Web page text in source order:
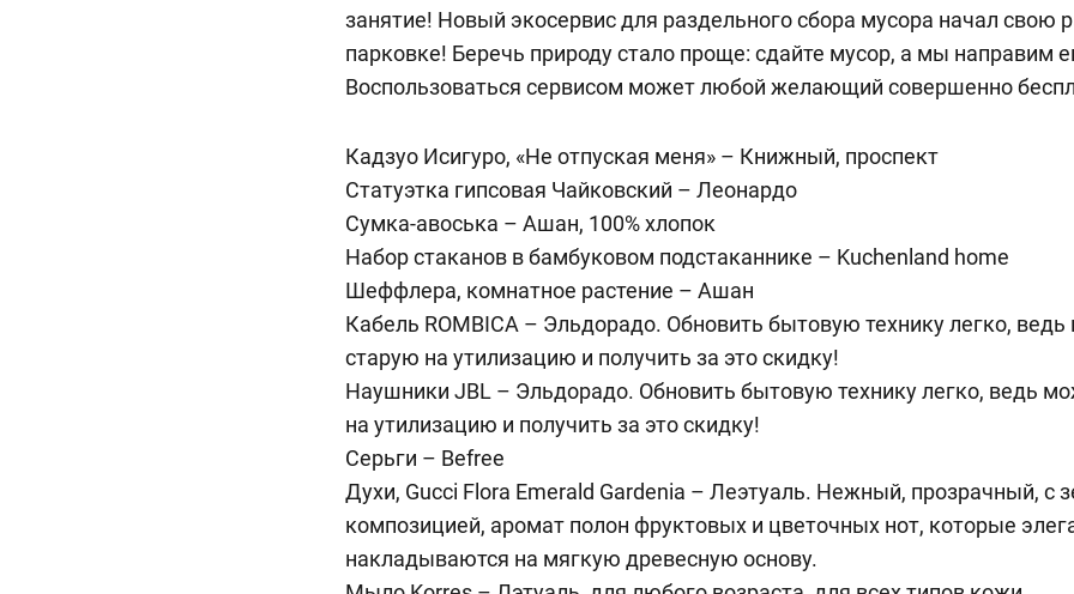
занятие! Новый экосервис для раздельного сбора мусора начал свою
парковке! Беречь природу стало проще: сдайте мусор, а мы направим
Воспользоваться сервисом может любой желающий совершенно
Кадзуо Исигуро, «Не отпуская меня» – Книжный, проспект
Статуэтка гипсовая Чайковский – Леонардо
Сумка-авоська – Ашан, 100% хлопок
Набор стаканов в бамбуковом подстаканнике – Kuchenland home
Шеффлера, комнатное растение – Ашан
Кабель ROMBICA – Эльдорадо. Обновить бытовую технику легко,
старую на утилизацию и получить за это скидку!
Наушники JBL – Эльдорадо. Обновить бытовую технику легко, ведь
на утилизацию и получить за это скидку!
Серьги – Befree
Духи, Gucci Flora Emerald Gardenia – Леэтуаль. Нежный, прозрачный, с
композицией, аромат полон фруктовых и цветочных нот, которые
накладываются на мягкую древесную основу.